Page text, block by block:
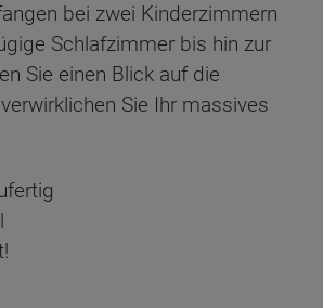
bei zwei Kinderzimmern
Schlafzimmer bis hin zur
Sie einen Blick auf die
Sie Ihr massives